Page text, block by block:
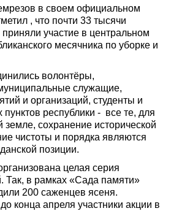
в своем официальном
, что почти 33 тысячи
участие в центральном
месячника по уборке и
волонтёры,
служащие,
и организаций, студенты и
республики - все те, для
земле, сохранение исторической
чистоты и порядка являются
позиции.
целая серия
Так, в рамках «Сада памяти»
200 саженцев ясеня.
конца апреля участники акции в